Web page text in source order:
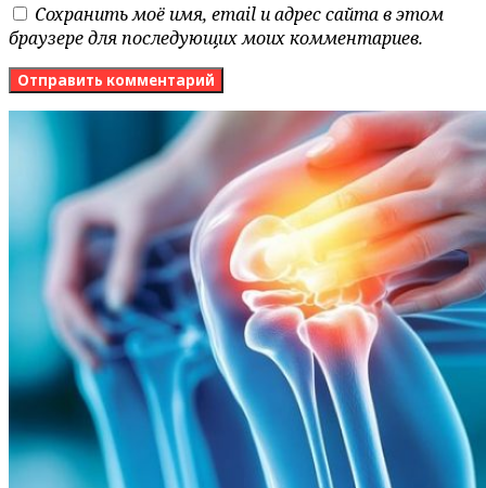
Сохранить моё имя, email и адрес сайта в этом
браузере для последующих моих комментариев.